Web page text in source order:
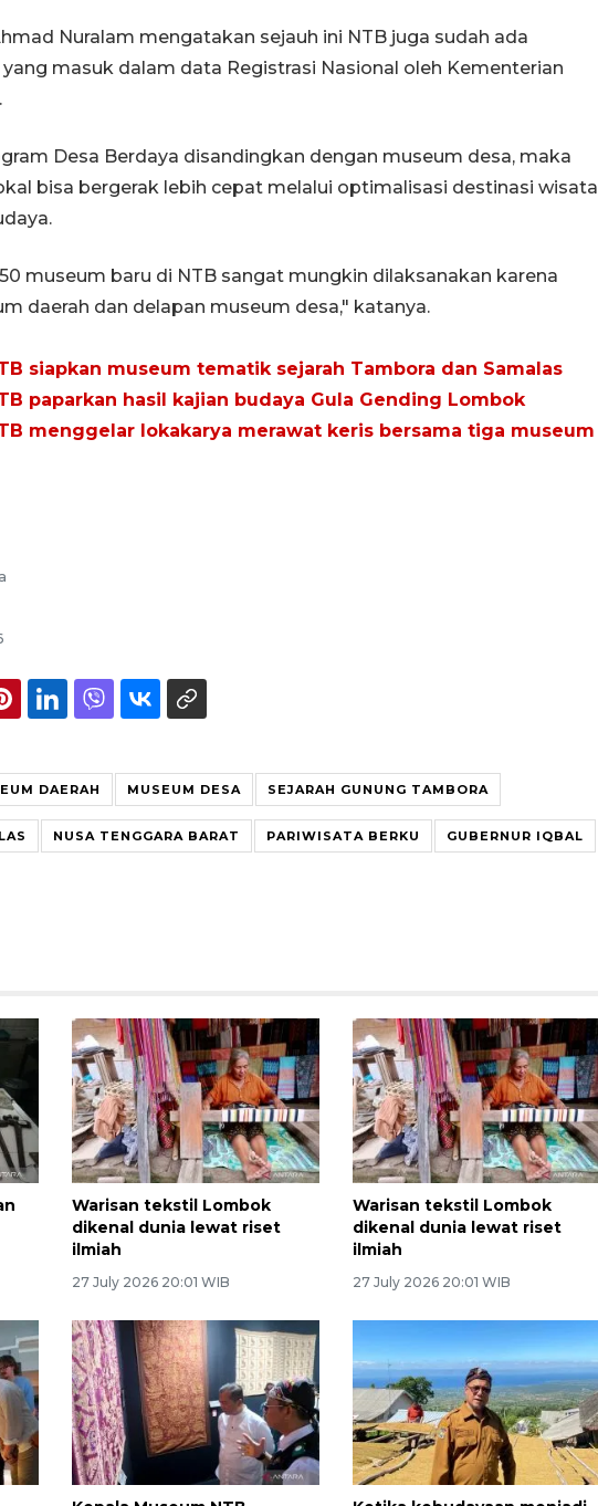
Nuralam mengatakan sejauh ini NTB juga sudah ada
masuk dalam data Registrasi Nasional oleh Kementerian
Desa Berdaya disandingkan dengan museum desa, maka
bisa bergerak lebih cepat melalui optimalisasi destinasi wisata
museum baru di NTB sangat mungkin dilaksanakan karena
daerah dan delapan museum desa," katanya.
siapkan museum tematik sejarah Tambora dan Samalas
paparkan hasil kajian budaya Gula Gending Lombok
menggelar lokakarya merawat keris bersama tiga museum
DAERAH MUSEUM DESA SEJARAH GUNUNG TAMBORA
NUSA TENGGARA BARAT PARIWISATA BERKU GUBERNUR IQBAL
Warisan tekstil Lombok
dikenal dunia lewat riset
ilmiah
27 July 2026 20:01 WIB
Warisan tekstil Lombok
dikenal dunia lewat riset
ilmiah
27 July 2026 20:01 WIB
Layanan haji Indonesia
semakin memuaskan